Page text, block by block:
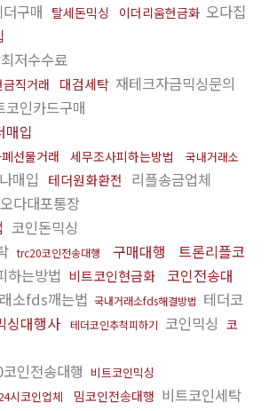
더구매 탈세돈믹싱 이더리움현금화 오다집
저수수료
직거래 대검세탁 재테크자금믹싱문의
코인카드구매
매입
선물거래 세무조사피하는방법
국내거래소
매입 테더원화환전 리플송금업체
다대포통장
코인돈믹싱
trc20코인전송대행 구매대행
트론리플코
하는방법 비트코인현금화
코인전송대
소fds깨는법 국내거래소fds해결방법 테더코
싱대행사 테더코인추척피하기 코인믹싱 코
인전송대행 비트코인믹싱
시코인업체 밈코인전송대행 비트코인세탁